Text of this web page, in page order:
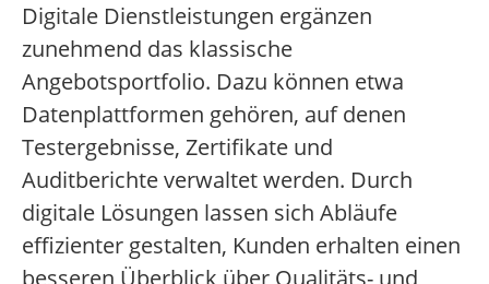
Digitale Dienstleistungen ergänzen
zunehmend das klassische
Angebotsportfolio. Dazu können etwa
Datenplattformen gehören, auf denen
Testergebnisse, Zertifikate und
Auditberichte verwaltet werden. Durch
digitale Lösungen lassen sich Abläufe
effizienter gestalten, Kunden erhalten einen